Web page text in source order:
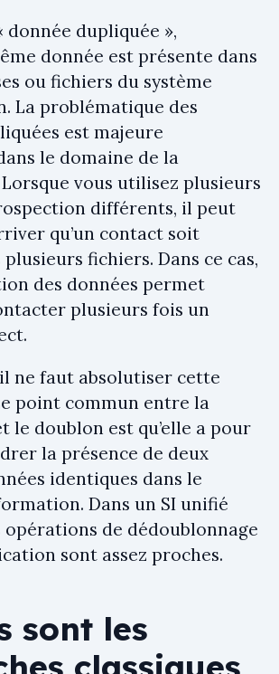
donnée dupliquée »,
donnée est présente dans
ou fichiers du système
La problématique des
est majeure
le domaine de la
vous utilisez plusieurs
différents, il peut
qu’un contact soit
fichiers. Dans ce cas,
des données permet
plusieurs fois un
ne faut absolutiser cette
point commun entre la
le doublon est qu’elle a pour
la présence de deux
identiques dans le
Dans un SI unifié
opérations de dédoublonnage
sont assez proches.
sont les